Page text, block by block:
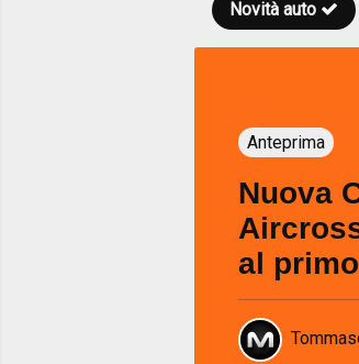
Novità auto
Anteprima
Nuova
al